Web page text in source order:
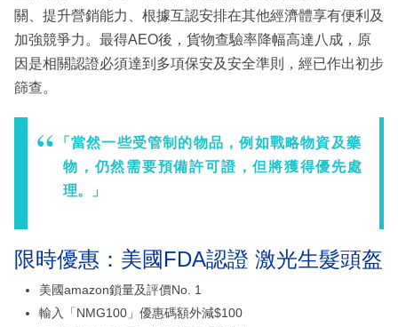
關、提升營銷能力、根據互認安排在其他經濟體享有便利及
加強競爭力。最得AEO後，貨物查驗率降幅高達八成，原
因是相關認證必須達到多項保安及安全準則，經已作出初步
篩查。
「當然一些受管制的物品，例如戰略物資及藥
物，仍然需要預備許可證，但將獲得優先處
理。」
限時優惠：美國FDA認證 激光生髮頭盔
美國amazon鎖量及評價No. 1
輸入「NMG100」優惠碼額外減$100